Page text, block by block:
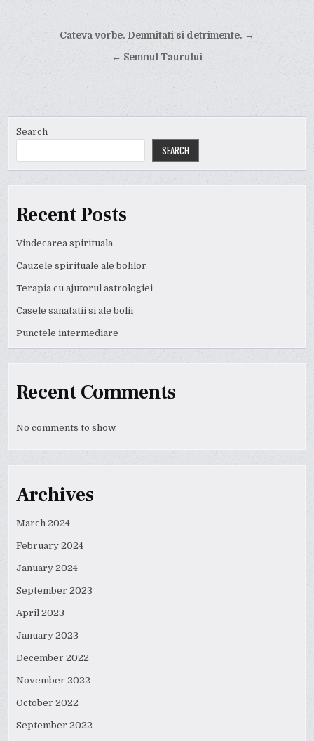
Cateva vorbe. Demnitati si detrimente. →
← Semnul Taurului
Search
SEARCH
Recent Posts
Vindecarea spirituala
Cauzele spirituale ale bolilor
Terapia cu ajutorul astrologiei
Casele sanatatii si ale bolii
Punctele intermediare
Recent Comments
No comments to show.
Archives
March 2024
February 2024
January 2024
September 2023
April 2023
January 2023
December 2022
November 2022
October 2022
September 2022